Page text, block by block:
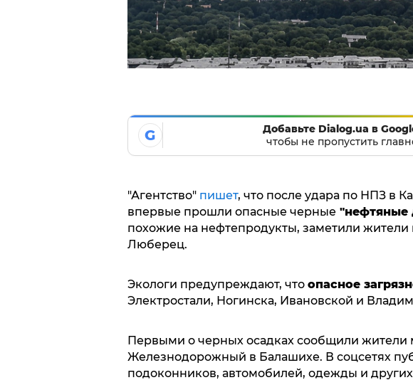
G
Добавьте Dialog.ua в
чтобы не пропустить
"Агентство" пишет, что после удара по НПЗ в
впервые прошли опасные черные"нефтяные
похожие на нефтепродукты, заметили
Люберец.
Экологи предупреждают, что опасное
Электростали, Ногинска, Ивановской и
Первыми о черных осадках сообщили жители
Железнодорожный в Балашихе. В соцсетях
подоконников, автомобилей, одежды и